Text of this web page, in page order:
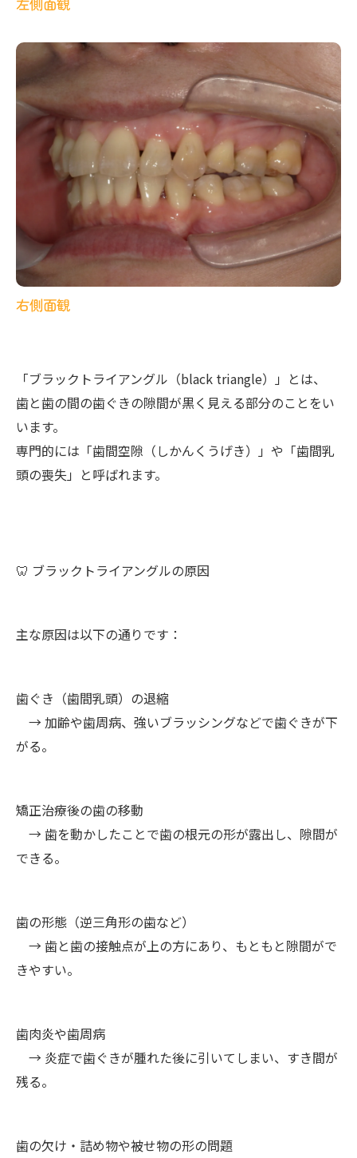
右側面観
「ブラックトライアングル（black triangle）」とは、
歯と歯の間の歯ぐきの隙間が黒く見える部分のことをい
います。
専門的には「歯間空隙（しかんくうげき）」や「歯間乳
頭の喪失」と呼ばれます。
🦷 ブラックトライアングルの原因
主な原因は以下の通りです：
歯ぐき（歯間乳頭）の退縮
→ 加齢や歯周病、強いブラッシングなどで歯ぐきが下
がる。
矯正治療後の歯の移動
→ 歯を動かしたことで歯の根元の形が露出し、隙間が
できる。
歯の形態（逆三角形の歯など）
→ 歯と歯の接触点が上の方にあり、もともと隙間がで
きやすい。
歯肉炎や歯周病
→ 炎症で歯ぐきが腫れた後に引いてしまい、すき間が
残る。
歯の欠け・詰め物や被せ物の形の問題